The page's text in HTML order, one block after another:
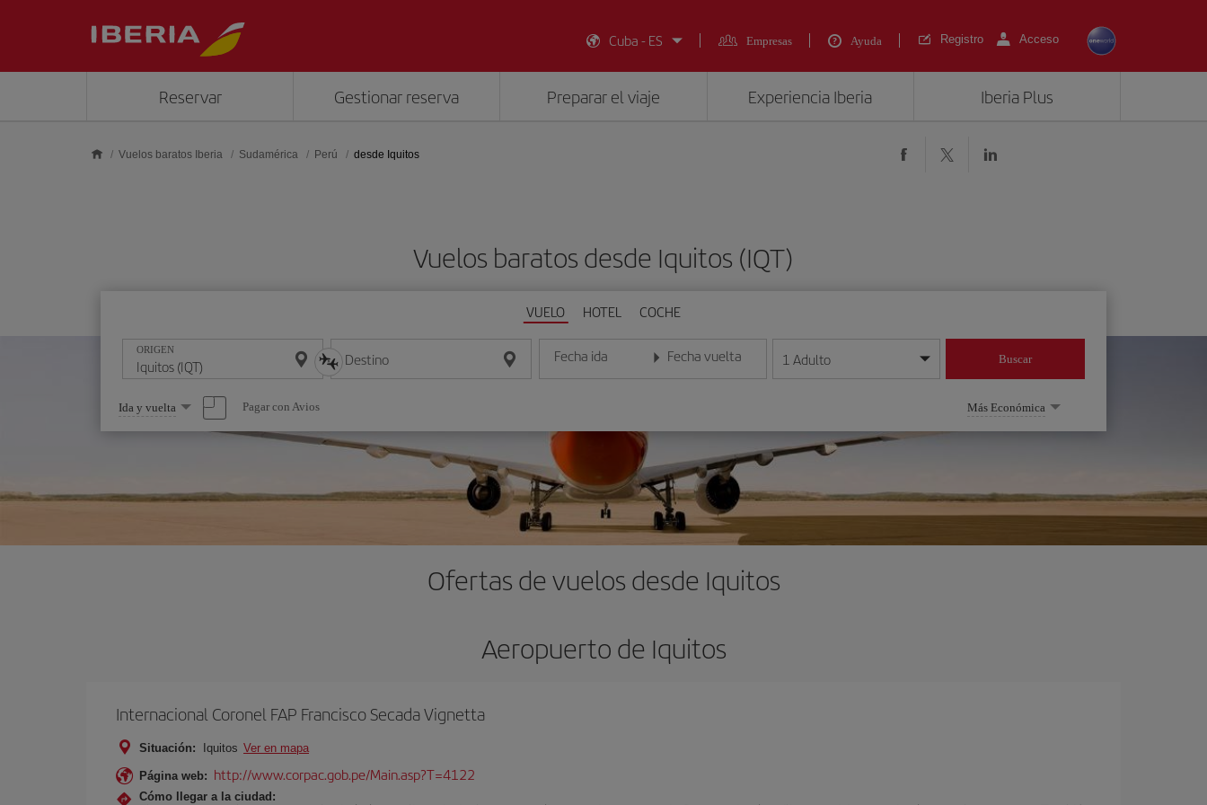
Cuba - ES
Empresas Ayuda Registro Acceso
Reservar Gestionar reserva Preparar el viaje Experiencia Iberia Iberia Plus
Vuelos baratos Iberia Sudamérica Perú desde Iquitos
Vuelos baratos desde Iquitos (IQT)
VUELO HOTEL COCHE
ORIGEN Destino Fecha ida
Introduce la fecha en formato día/mes/año
Fecha vuelta
Introduce la fecha en formato día/mes/año
1 Adulto Buscar
Seleccione
una
opción
Ida y vuelta Pagar con Avios Más Económica
Ofertas de vuelos desde Iquitos
Aeropuerto de Iquitos
Internacional Coronel FAP Francisco Secada Vignetta
Situación: Iquitos Ver en mapa
Página web: http://www.corpac.gob.pe/Main.asp?T=4122
Cómo llegar a la ciudad: